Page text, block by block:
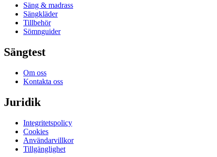
Säng & madrass
Sängkläder
Tillbehör
Sömnguider
Sängtest
Om oss
Kontakta oss
Juridik
Integritetspolicy
Cookies
Användarvillkor
Tillgänglighet